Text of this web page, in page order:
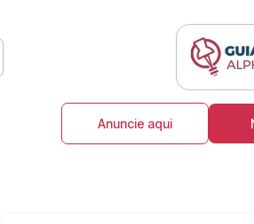
Anuncie aqui